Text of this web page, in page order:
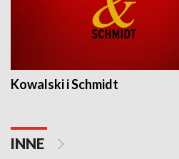
Kowalski i Schmidt
INNE